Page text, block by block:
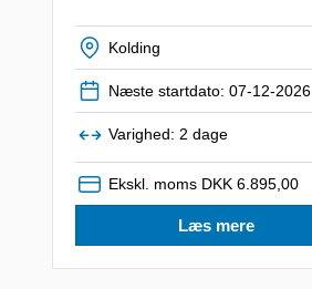
Læs mere
Kolding
Næste startdato: 07-12-2026
Varighed: 2 dage
Ekskl. moms DKK 6.895,00